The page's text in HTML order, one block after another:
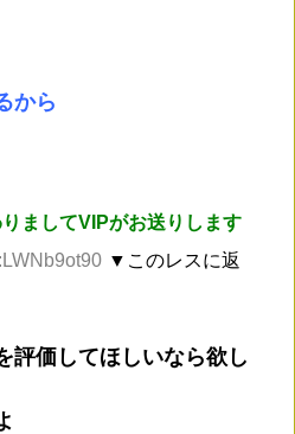
から
ましてVIPがお送りします
▼このレスに返
評価してほしいなら欲し